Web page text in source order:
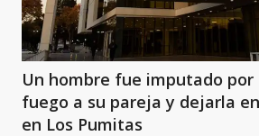
Un hombre fue imputado por
fuego a su pareja y dejarla
en Los Pumitas